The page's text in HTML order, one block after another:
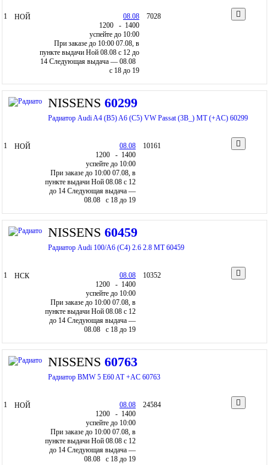
1 НОЙ
08.08
1200 - 1400
успейте до 10:00
При заказе до 10:00 07.08, в
пункте выдачи Ной 08.08 c 12 до
14 Следующая выдача — 08.08
c 18 до 19
7028
NISSENS 60299
Радиатор Audi A4 (B5) A6 (C5) VW Passat (3B_) MT (+AC) 60299
1 НОЙ
08.08
1200 - 1400
успейте до 10:00
При заказе до 10:00 07.08, в
пункте выдачи Ной 08.08 c 12
до 14 Следующая выдача —
08.08 c 18 до 19
10161
NISSENS 60459
Радиатор Audi 100/A6 (C4) 2.6 2.8 MT 60459
1 НСК
08.08
1200 - 1400
успейте до 10:00
При заказе до 10:00 07.08, в
пункте выдачи Ной 08.08 c 12
до 14 Следующая выдача —
08.08 c 18 до 19
10352
NISSENS 60763
Радиатор BMW 5 E60 AT +AC 60763
1 НОЙ
08.08
1200 - 1400
успейте до 10:00
При заказе до 10:00 07.08, в
пункте выдачи Ной 08.08 c 12
до 14 Следующая выдача —
08.08 c 18 до 19
24584